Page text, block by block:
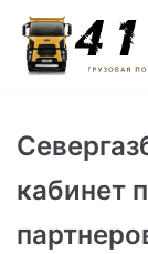
Перейти
к
кабинет